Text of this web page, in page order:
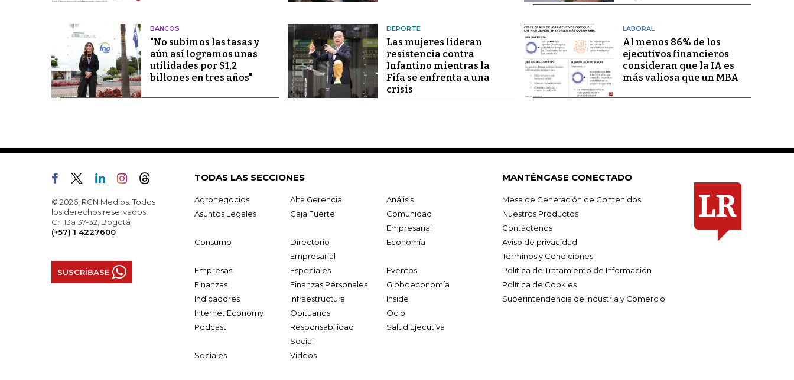
BANCOS
"No subimos las tasas y
aún así logramos unas
utilidades por $1,2
billones en tres años"
DEPORTE
Las mujeres lideran
resistencia contra
Infantino mientras la
Fifa se enfrenta a una
crisis
LABORAL
Al menos 86% de los
ejecutivos financieros
consideran que la IA es
más valiosa que un MBA
© 2026, RCN Medios. Todos
los derechos reservados.
Cr. 13a 37-32, Bogotá
(+57) 1 4227600
SUSCRÍBASE
TODAS LAS SECCIONES
Agronegocios Alta Gerencia
Análisis
Asuntos Legales
Caja Fuerte
Comunidad
Empresarial
Consumo
Directorio
Empresarial
Economía
Empresas Especiales
Eventos
Finanzas
Finanzas Personales
Globoeconomía
Indicadores
Infraestructura
Inside
Internet Economy
Obituarios
Ocio
Podcast
Responsabilidad
Social
Salud Ejecutiva
Sociales Videos
MANTÉNGASE CONECTADO
Mesa de Generación de Contenidos
Nuestros Productos
Contáctenos
Aviso de privacidad
Términos y Condiciones
Política de Tratamiento de Información
Política de Cookies
Superintendencia de Industria y Comercio